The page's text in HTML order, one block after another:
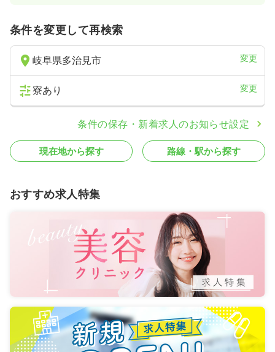
時間 8:30～17:15
気になる 詳細を見る
条件を変更して再検索
岐阜県多治見市 変更
寮あり 変更
条件の保存・新着求人のお知らせ設定
現在地から探す 路線・駅から探す
おすすめ求人特集